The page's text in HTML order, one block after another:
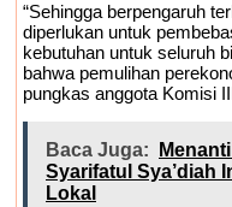
“Sehingga berpengaruh
diperlukan untuk
kebutuhan untuk seluruh
bahwa pemulihan
pungkas anggota Komisi
Baca Juga:
Syarifatul Sya’diah
Lokal